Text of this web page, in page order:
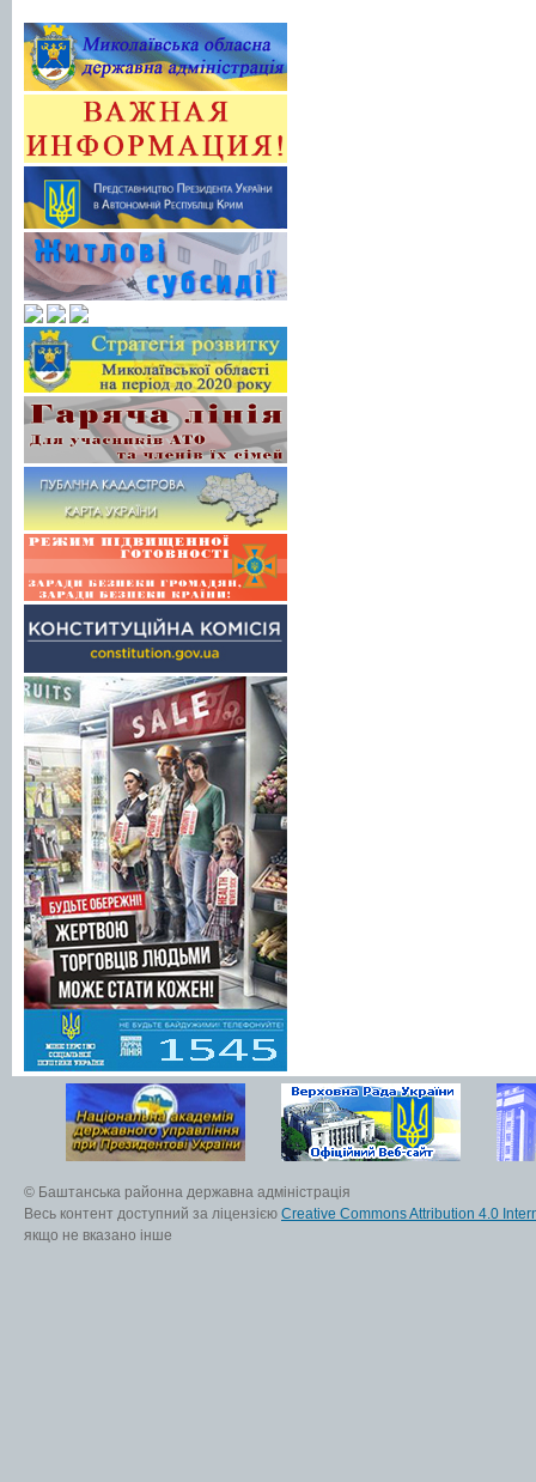
© Баштанська районна державна адміністрація
Весь контент доступний за ліцензією Creative Commons Attribution 4.0
якщо не вказано інше